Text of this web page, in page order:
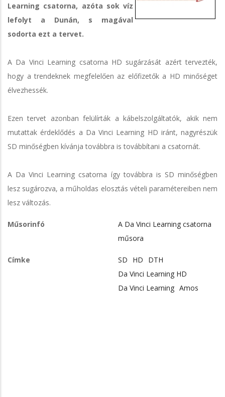
Learning csatorna, azóta sok víz
lefolyt a Dunán, s magával
sodorta ezt a tervet.
A Da Vinci Learning csatorna HD sugárzását azért tervezték,
hogy a trendeknek megfelelően az előfizetők a HD minőséget
élvezhessék.
Ezen tervet azonban felülírták a kábelszolgáltatók, akik nem
mutattak érdeklődés a Da Vinci Learning HD iránt, nagyrészük
SD minőségben kívánja továbbra is továbbítani a csatornát.
A Da Vinci Learning csatorna így továbbra is SD minőségben
lesz sugározva, a műholdas elosztás vételi paramétereiben nem
lesz változás.
Műsorinfó
A Da Vinci Learning csatorna
műsora
Címke SD HD
DTH
Da Vinci Learning HD
Da Vinci Learning Amos